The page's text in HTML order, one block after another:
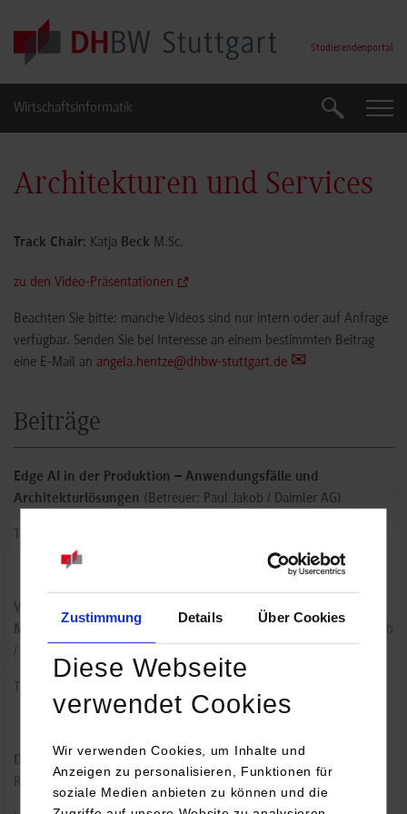
Zustimmung Details Über Cookies
Diese Webseite
verwendet Cookies
Wir verwenden Cookies, um Inhalte und
Anzeigen zu personalisieren, Funktionen für
soziale Medien anbieten zu können und die
Skip to main content
Studierendenportal
Wirtschaftsinformatik Suche
Architekturen und Services
Track Chair: Katja Beck M.Sc.
zu den Video-Präsentationen
Beachten Sie bitte: manche Videos sind nur intern oder auf Anfrage
verfügbar. Senden Sie bei Interesse an einem bestimmten Beitrag
eine E-Mail an angela.hentze@dhbw-stuttgart.de
Beiträge
Edge AI in der Produktion – Anwendungsfälle und
Architekturlösungen (Betreuer: Paul Jakob / Daimler AG)
Verwaltung von Edge AI Devices im Vergleich zwischen
Microsoft Azure und Amazon Webservices
(Betreuer: Paul Jakob
/ Daimler AG)
Data Warehousing and Self-Service Analytics
Robert Maderitsch / Daimler AG)